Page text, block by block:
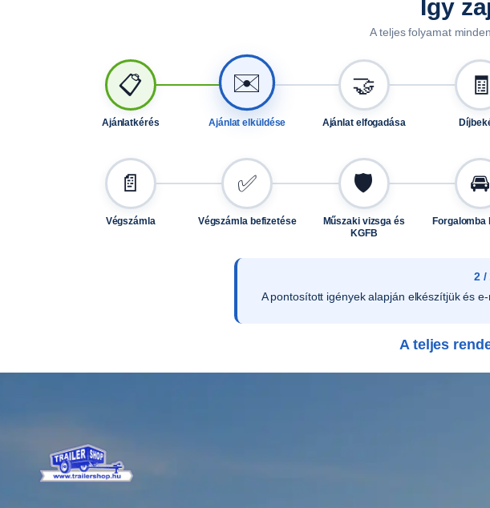
m
e
n
g
Így
A teljes folyamat
📋
Ajánlatkérés
✉️
Ajánlat elküldése
🤝
Ajánlat elfogadása
🧾
📄
Végszámla
✅
Végszámla befizetése
🛡️
Műszaki vizsga és
KGFB
🚘
Forgalomba
2 /
A pontosított igények alapján elkészítjük és
A teljes